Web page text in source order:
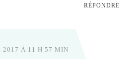
RÉPONDRE
2017 À 11 H 57 MIN